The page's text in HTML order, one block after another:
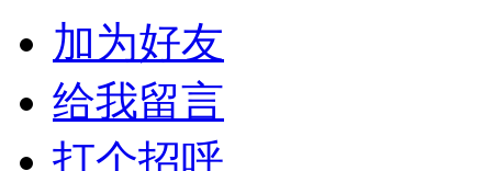
加为好友
给我留言
打个招呼